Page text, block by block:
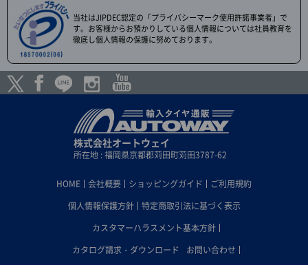
当社はJIPDEC認定の「プライバシーマーク使用許諾事業者」で
す。お客様からお預かりしている個人情報については社員教育を
徹底し個人情報の保護に努めております。
株式会社オートウェイ
所在地 : 福岡県京都郡苅田町苅田3787-62
HOME 会社概要 ショッピングガイド
ご利用規約
個人情報保護方針
特定商取引法に基づく表示
カスタマーハラスメント基本方針
カタログ請求・ダウンロード
お問い合わせ